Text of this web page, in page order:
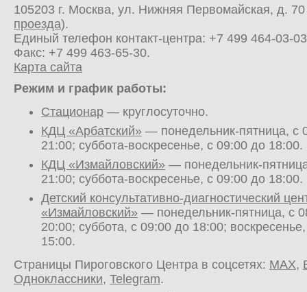
105203 г. Москва, ул. Нижняя Первомайская, д.
проезда).
Единый телефон контакт-центра: +7 499 464-03-03
Факс: +7 499 463-65-30.
Карта сайта
Режим и график работы:
Стационар — круглосуточно.
КДЦ «Арбатский» — понедельник-пятница, с
21:00; суббота-воскресенье, с 09:00 до 18:00.
КДЦ «Измайловский» — понедельник-
21:00; суббота-воскресенье, с 09:00 до 18:00.
Детский консультативно-диагностический
«Измайловский» — понедельник-пятница, с
20:00; суббота, с 09:00 до 18:00;
15:00.
Страницы Пироговского Центра в соцсетях: MAX,
Одноклассники, Telegram.